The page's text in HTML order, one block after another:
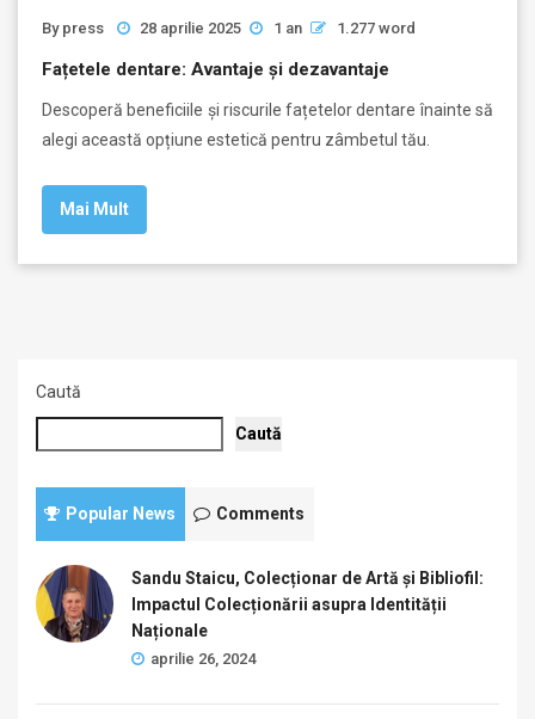
By press 28 aprilie 2025 1 an 1.277 word
Fațetele dentare: Avantaje și dezavantaje
Descoperă beneficiile și riscurile fațetelor dentare înainte să
alegi această opțiune estetică pentru zâmbetul tău.
Mai Mult
Caută
Caută
Popular News Comments
Sandu Staicu, Colecționar de Artă și Bibliofil:
Impactul Colecționării asupra Identității
Naționale
aprilie 26, 2024